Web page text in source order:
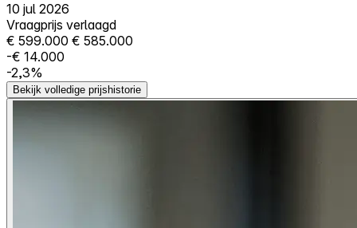
10 jul 2026
Vraagprijs verlaagd
€ 599.000 € 585.000
-€ 14.000
-2,3%
Bekijk volledige prijshistorie